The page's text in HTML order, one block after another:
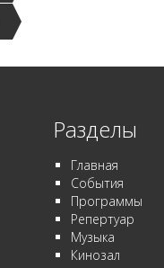
Разделы
Главная
События
Программы
Репертуар
Музыка
Кинозал